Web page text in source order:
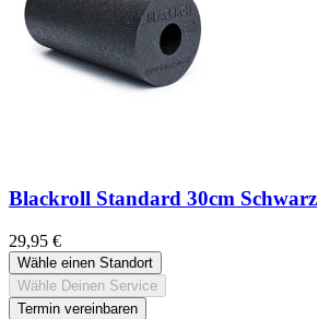
Blackroll Standard 30cm Schwarz
29,95 €
Wähle einen Standort
Wähle Deinen Service
Termin vereinbaren